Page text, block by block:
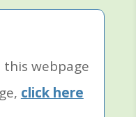
webpage
click here